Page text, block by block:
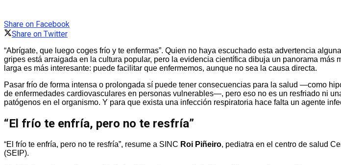
Share on Facebook
Share on Twitter
“Abrígate, que luego coges frío y te enfermas”. Quien no haya escuchado esta advertencia
gripes está arraigada en la cultura popular, pero la evidencia científica dibuja un panorama más
larga es más interesante: puede facilitar que enfermemos, aunque no sea la causa directa.
Pasar frío de forma intensa o prolongada sí puede tener consecuencias para la salud —como
de enfermedades cardiovasculares en personas vulnerables—, pero eso no es un resfriado ni
patógenos en el organismo. Y para que exista una infección respiratoria hace falta un agente
“El frío te enfría, pero no te resfría”
“El frío te enfría, pero no te resfría”, resume a SINC Roi Piñeiro, pediatra en el centro de salud
(SEIP).